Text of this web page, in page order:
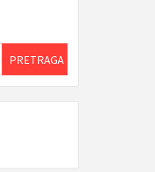
PRETRAGA